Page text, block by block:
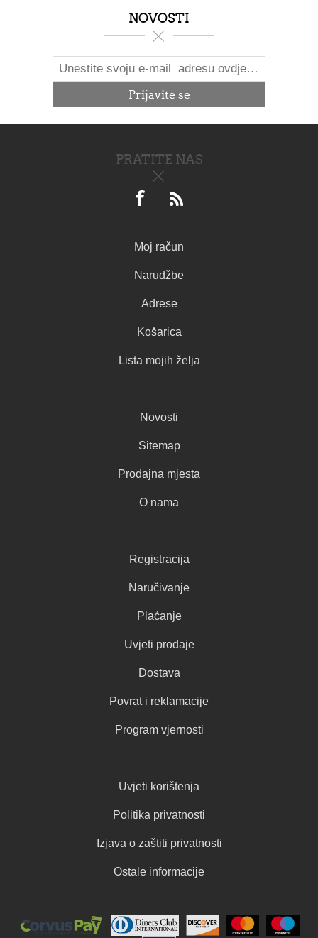
NOVOSTI
PRATITE NAS
Moj račun
Narudžbe
Adrese
Košarica
Lista mojih želja
Novosti
Sitemap
Prodajna mjesta
O nama
Registracija
Naručivanje
Plaćanje
Uvjeti prodaje
Dostava
Povrat i reklamacije
Program vjernosti
Uvjeti korištenja
Politika privatnosti
Izjava o zaštiti privatnosti
Ostale informacije